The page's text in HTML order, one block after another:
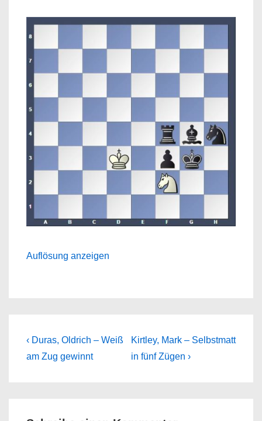
Auflösung anzeigen
Beitragsnavigation
Previous
Post
‹ Duras, Oldrich – Weiß
am Zug gewinnt
Next
Post
Kirtley, Mark – Selbstmatt
in fünf Zügen ›